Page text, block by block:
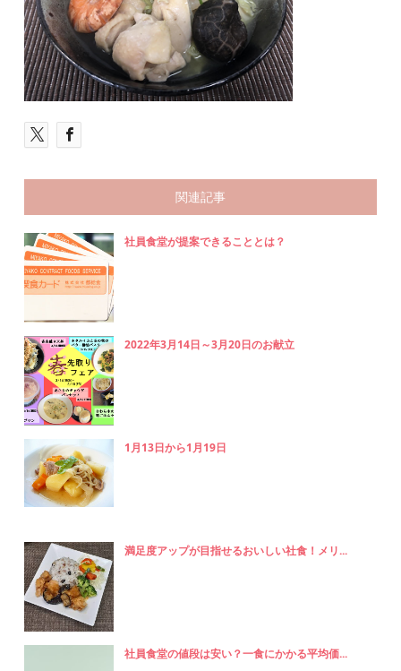
関連記事
社員食堂が提案できることとは？
2022年3月14日～3月20日のお献立
1月13日から1月19日
満足度アップが目指せるおいしい社食！メリ...
社員食堂の値段は安い？一食にかかる平均価...